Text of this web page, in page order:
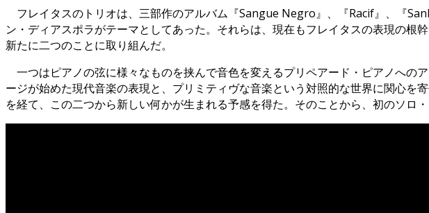
フレイタスのトリオは、三部作のアルバム『Sangue Negro』、『Racif』、『
ン・ディアスポラがテーマとしてあった。それらは、現在もフレイタスの表現の根
新たに二つのことに取り組んだ。
一つはピアノの弦に様々なものを挟んで音色を変えるプリペアード・ピアノへの
ージが始めた現代音楽の表現と、プリミティヴな音楽という対照的な世界に関心
を経て、この二つから新しい何かが生まれる予感を得た。そのことから、初のソロ・